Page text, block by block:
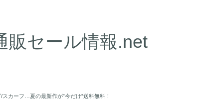
販セール情報.net
カーフ…夏の最新作が”今だけ”送料無料！